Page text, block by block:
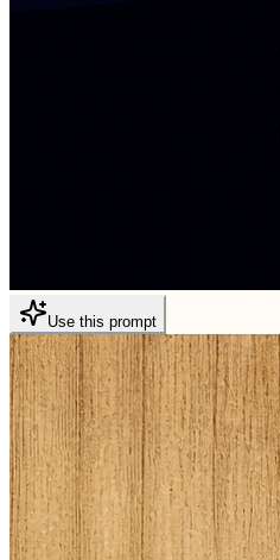
Use this prompt